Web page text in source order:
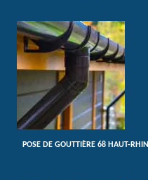
POSE DE GOUTTIÈRE 68 HAUT-RHIN